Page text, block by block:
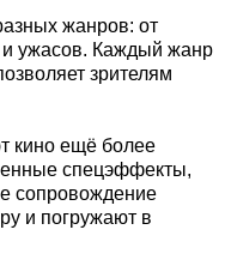
жанров: от
ужасов. Каждый жанр
зрителям
кино ещё более
спецэффекты,
сопровождение
и погружают в